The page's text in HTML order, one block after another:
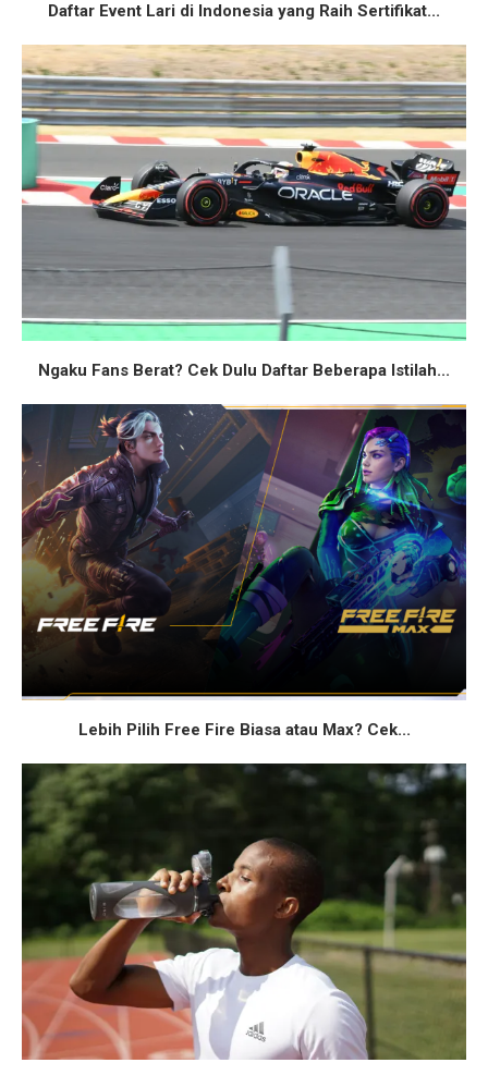
Daftar Event Lari di Indonesia yang Raih Sertifikat...
Ngaku Fans Berat? Cek Dulu Daftar Beberapa Istilah...
Lebih Pilih Free Fire Biasa atau Max? Cek...